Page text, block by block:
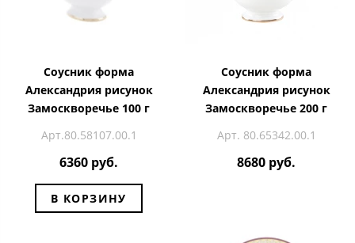
Соусник форма
Александрия рисунок
Замоскворечье 100 г
Арт.80.58107.00.1
6360 руб.
В КОРЗИНУ
Соусник форма
Александрия рисунок
Замоскворечье 200 г
Арт. 80.65342.00.1
8680 руб.